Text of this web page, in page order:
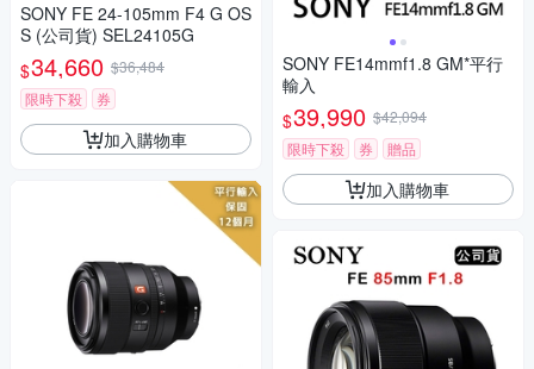
SONY FE 24-105mm F4 G OS
S (公司貨) SEL24105G
$34,660 $36,484
限時下殺
券
加入購物車
SONY FE14mmf1.8 GM*平行
輸入
$39,990 $42,094
限時下殺
券 贈品
加入購物車